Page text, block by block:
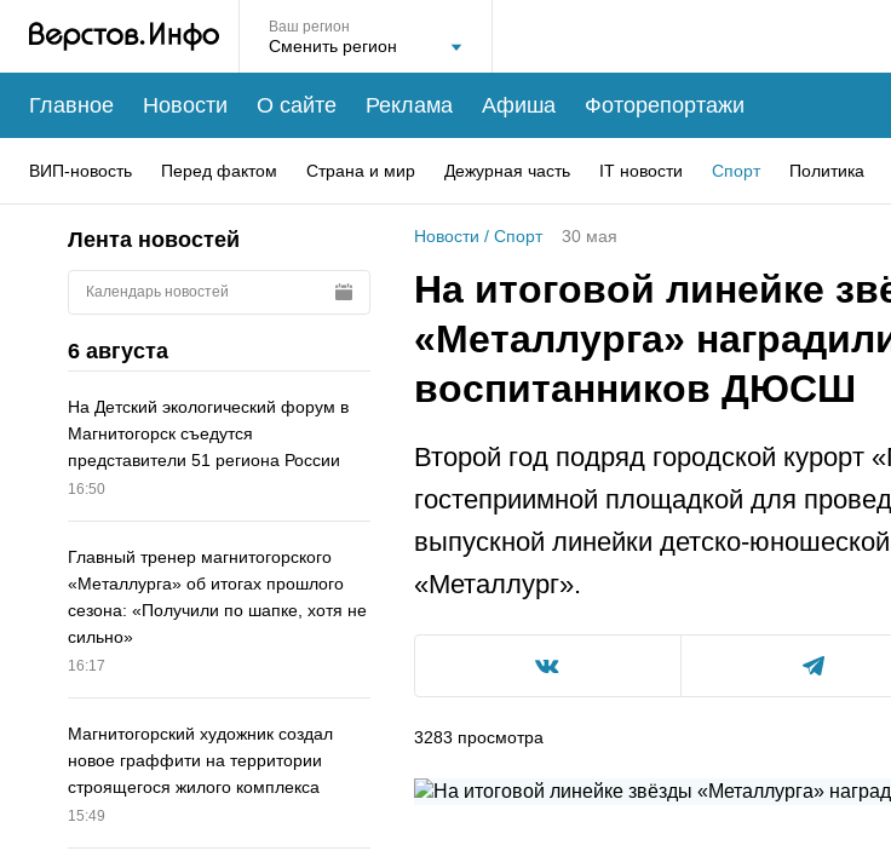
Ваш регион
Главное Новости О сайте Реклама Афиша Фоторепортажи
ВИП-новость Перед фактом Страна и мир Дежурная часть IT новости Спорт Политика
Лента новостей
Календарь новостей
6 августа
На Детский экологический форум в
Магнитогорск съедутся
представители 51 региона России
16:50
Главный тренер магнитогорского
«Металлурга» об итогах прошлого
сезона: «Получили по шапке, хотя не
сильно»
16:17
Магнитогорский художник создал
новое граффити на территории
строящегося жилого комплекса
15:49
Новости / Спорт 30 мая
На итоговой линейке
«Металлурга»
воспитанников ДЮСШ
Второй год подряд городской курорт
гостеприимной площадкой для
выпускной линейки детско-
«Металлург».
3283 просмотра